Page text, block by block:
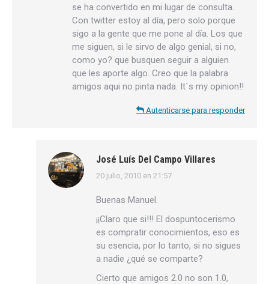
se ha convertido en mi lugar de consulta.
Con twitter estoy al día, pero solo porque
sigo a la gente que me pone al día. Los que
me siguen, si le sirvo de algo genial, si no,
como yo? que busquen seguir a alguien
que les aporte algo. Creo que la palabra
amigos aqui no pinta nada. It´s my opinion!!
Autenticarse para responder
José Luís Del Campo Villares
dice:
20 julio, 2010 en 21:57
Buenas Manuel.
¡¡Claro que si!!! El dospuntocerismo
es compratir conocimientos, eso es
su esencia, por lo tanto, si no sigues
a nadie ¿qué se comparte?
Cierto que amigos 2.0 no son 1.0,